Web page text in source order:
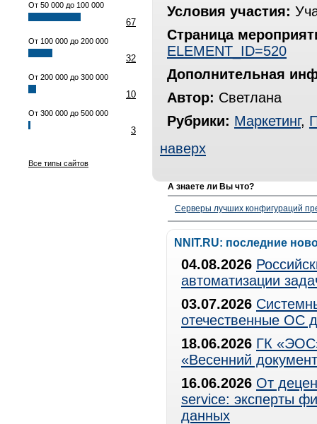
От 50 000 до 100 000
67
От 100 000 до 200 000
32
От 200 000 до 300 000
10
От 300 000 до 500 000
3
Все типы сайтов
Условия участия:
Страница
ELEMENT_ID=520
Дополнительная
Автор: Светлана
Рубрики: Маркетинг,
наверх
А знаете ли Вы что?
Серверы лучших конфигураций
NNIT.RU: последние
04.08.2026
автоматизации
03.07.2026
отечественные ОС
18.06.2026 ГК
«Весенний
16.06.2026 От
service: эксперты
данных